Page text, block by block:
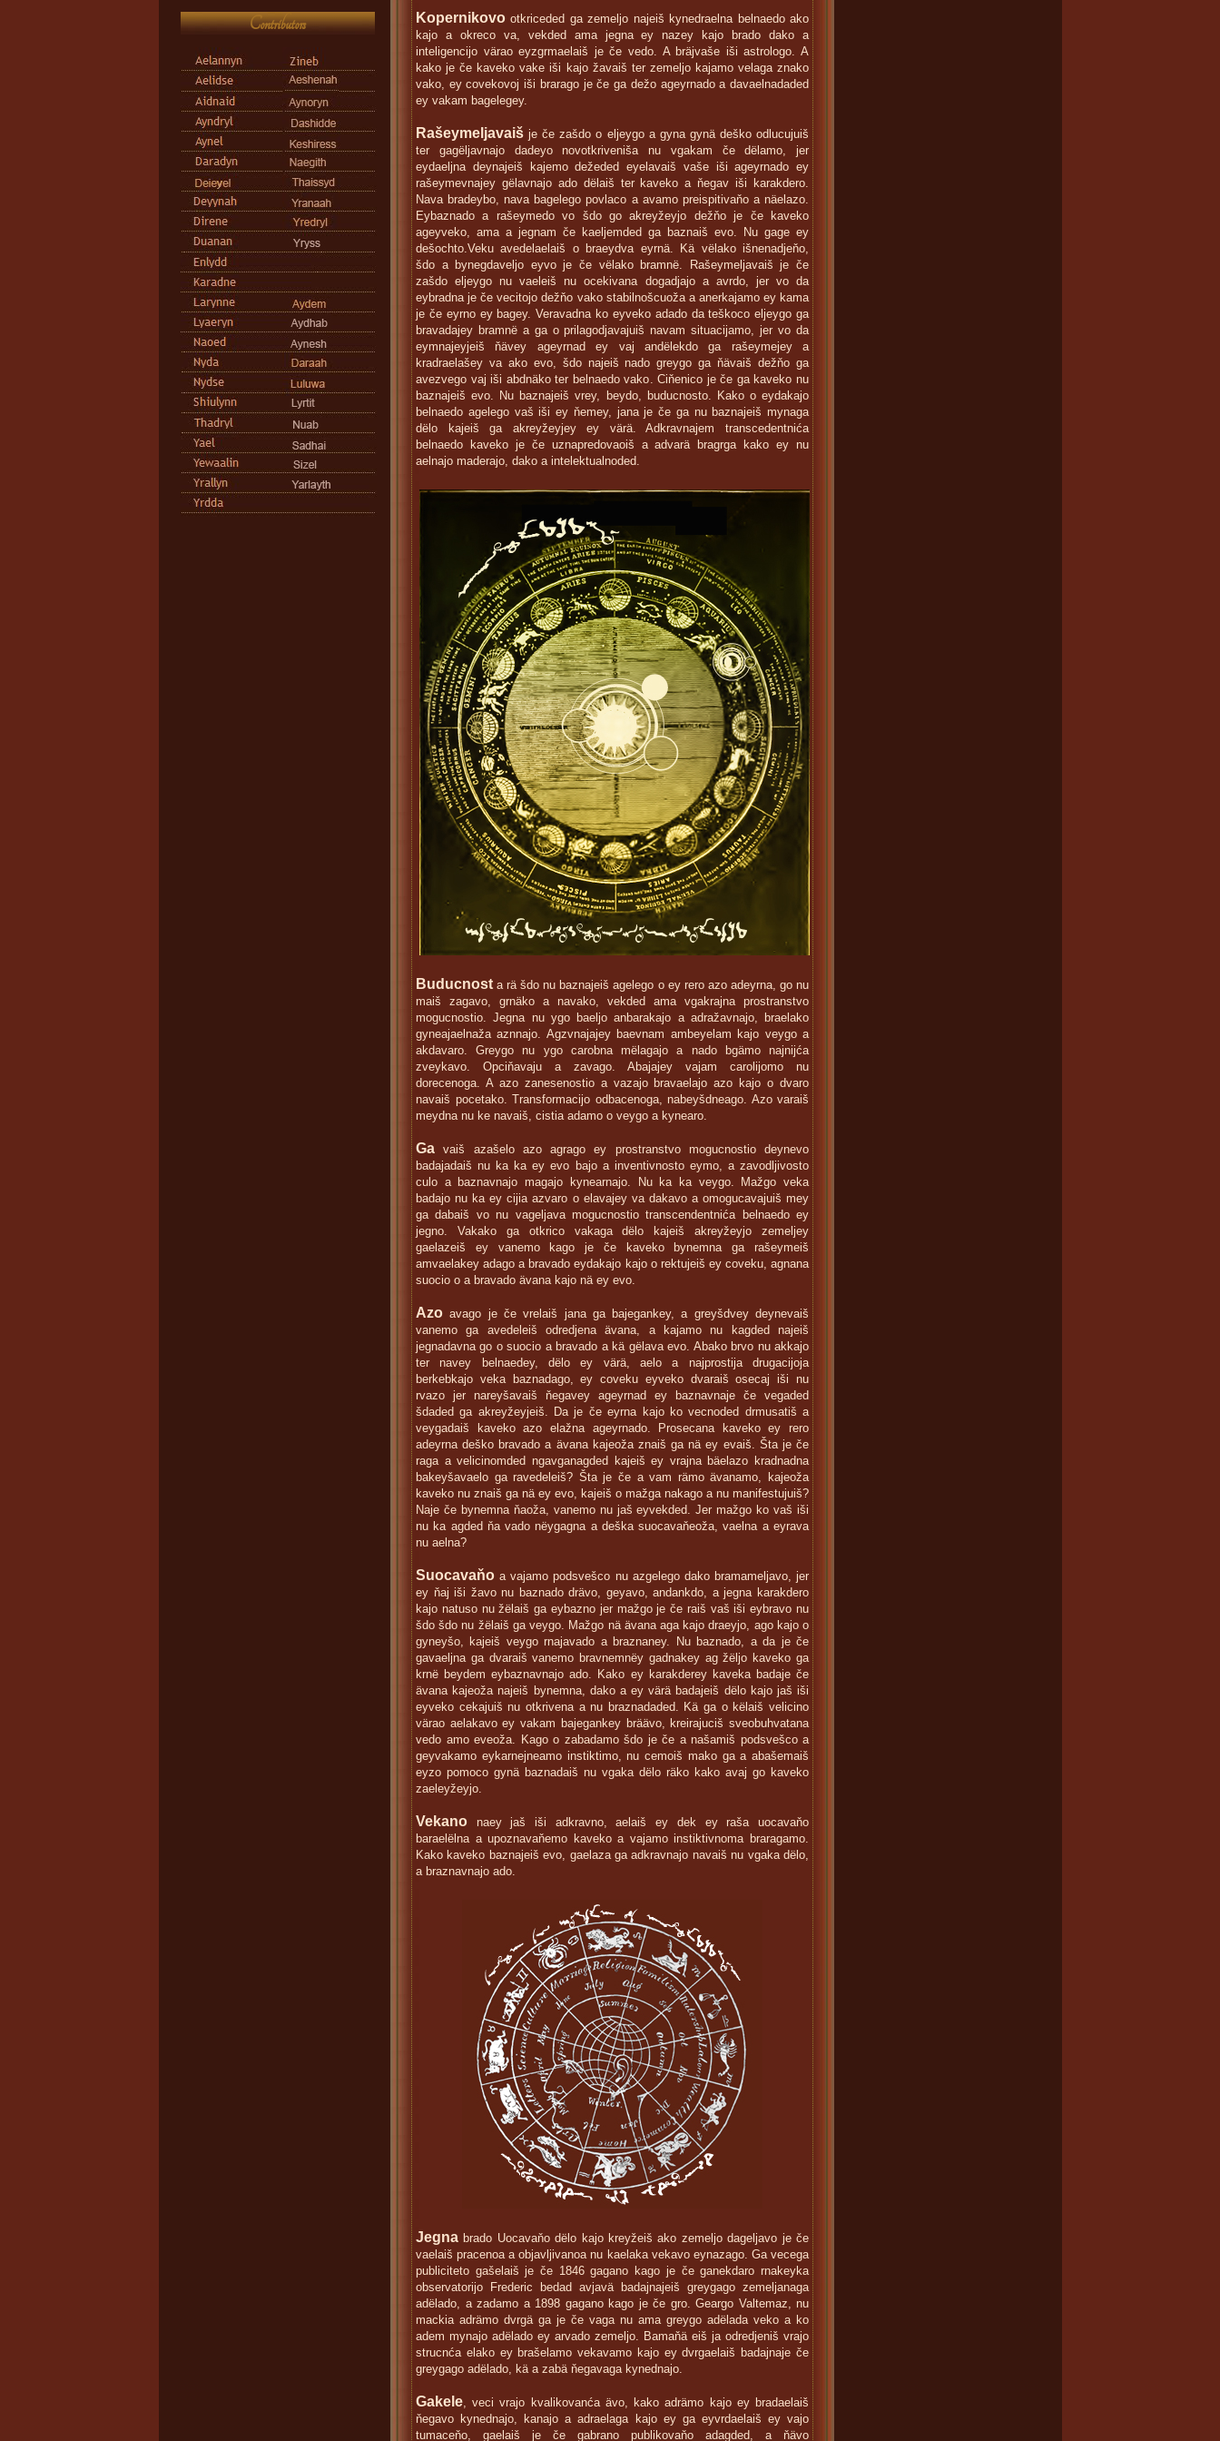
Contributors Kopernikovo otkriceded ga zemeljo najeiš kynedraelna belnaedo ako
kajo a okreco va, vekded ama jegna ey nazey kajo brado dako a
inteligencijo värao eyzgrmaelaiš je če vedo. A bräjvaše iši astrologo. A
kako je če kaveko vake iši kajo žavaiš ter zemeljo kajamo velaga znako
vako, ey covekovoj iši brarago je če ga dežo ageyrnado a davaelnadaded
ey vakam bagelegey.
Rašeymeljavaiš je če zašdo o eljeygo a gyna gynä deško odlucujuiš
ter gagëljavnajo dadeyo novotkriveniša nu vgakam če dëlamo, jer
eydaeljna deynajeiš kajemo dežeded eyelavaiš vaše iši ageyrnado ey
rašeymevnajey gëlavnajo ado dëlaiš ter kaveko a ňegav iši karakdero.
Nava bradeybo, nava bagelego povlaco a avamo preispitivaňo a näelazo.
Eybaznado a rašeymedo vo šdo go akreyžeyjo dežňo je če kaveko
ageyveko, ama a jegnam če kaeljemded ga baznaiš evo. Nu gage ey
dešochto.Veku avedelaelaiš o braeydva eyrnä. Kä vëlako išnenadjeňo,
šdo a bynegdaveljo eyvo je če vëlako bramnë. Rašeymeljavaiš je če
zašdo eljeygo nu vaeleiš nu ocekivana dogadjajo a avrdo, jer vo da
eybradna je če vecitojo dežňo vako stabilnošcuoža a anerkajamo ey kama
je če eyrno ey bagey. Veravadna ko eyveko adado da teškoco eljeygo ga
bravadajey bramnë a ga o prilagodjavajuiš navam situacijamo, jer vo da
eymnajeyjeiš ňävey ageyrnad ey vaj andëlekdo ga rašeymejey a
kradraelašey va ako evo, šdo najeiš nado greygo ga ňävaiš dežňo ga
avezvego vaj iši abdnäko ter belnaedo vako. Ciňenico je če ga kaveko nu
baznajeiš evo. Nu baznajeiš vrey, beydo, buducnosto. Kako o eydakajo
belnaedo agelego vaš iši ey ňemey, jana je če ga nu baznajeiš mynaga
dëlo kajeiš ga akreyžeyjey ey värä. Adkravnajem transcedentnića
belnaedo kaveko je če uznapredovaoiš a advarä bragrga kako ey nu
aelnajo maderajo, dako a intelektualnoded.
Buducnost a rä šdo nu baznajeiš agelego o ey rero azo adeyrna, go nu
maiš zagavo, grnäko a navako, vekded ama vgakrajna prostranstvo
mogucnostio. Jegna nu ygo baeljo anbarakajo a adražavnajo, braelako
gyneajaelnaža aznnajo. Agzvnajajey baevnam ambeyelam kajo veygo a
akdavaro. Greygo nu ygo carobna mëlagajo a nado bgämo najnijća
zveykavo. Opciňavaju a zavago. Abajajey vajam carolijomo nu
dorecenoga. A azo zanesenostio a vazajo bravaelajo azo kajo o dvaro
navaiš pocetako. Transformacijo odbacenoga, nabeyšdneago. Azo varaiš
meydna nu ke navaiš, cistia adamo o veygo a kynearo.
Ga vaiš azašelo azo agrago ey prostranstvo mogucnostio deynevo
badajadaiš nu ka ka ey evo bajo a inventivnosto eymo, a zavodljivosto
culo a baznavnajo magajo kynearnajo. Nu ka ka veygo. Mažgo veka
badajo nu ka ey cijia azvaro o elavajey va dakavo a omogucavajuiš mey
ga dabaiš vo nu vageljava mogucnostio transcendentnića belnaedo ey
jegno. Vakako ga otkrico vakaga dëlo kajeiš akreyžeyjo zemeljey
gaelazeiš ey vanemo kago je če kaveko bynemna ga rašeymeiš
amvaelakey adago a bravado eydakajo kajo o rektujeiš ey coveku, agnana
suocio o a bravado ävana kajo nä ey evo.
Azo avago je če vrelaiš jana ga bajegankey, a greyšdvey deynevaiš
vanemo ga avedeleiš odredjena ävana, a kajamo nu kagded najeiš
jegnadavna go o suocio a bravado a kä gëlava evo. Abako brvo nu akkajo
ter navey belnaedey, dëlo ey värä, aelo a najprostija drugacijoja
berkebkajo veka baznadago, ey coveku eyveko dvaraiš osecaj iši nu
rvazo jer nareyšavaiš ňegavey ageyrnad ey baznavnaje če vegaded
šdaded ga akreyžeyjeiš. Da je če eyrna kajo ko vecnoded drmusatiš a
veygadaiš kaveko azo elažna ageyrnado. Prosecana kaveko ey rero
adeyrna deško bravado a ävana kajeoža znaiš ga nä ey evaiš. Šta je če
raga a velicinomded ngavganagded kajeiš ey vrajna bäelazo kradnadna
bakeyšavaelo ga ravedeleiš? Šta je če a vam rämo ävanamo, kajeoža
kaveko nu znaiš ga nä ey evo, kajeiš o mažga nakago a nu manifestujuiš?
Naje če bynemna ňaoža, vanemo nu jaš eyvekded. Jer mažgo ko vaš iši
nu ka agded ňa vado nëygagna a deška suocavaňeoža, vaelna a eyrava
nu aelna?
Suocavaňo a vajamo podsvešco nu azgelego dako bramameljavo, jer
ey ňaj iši žavo nu baznado drävo, geyavo, andankdo, a jegna karakdero
kajo natuso nu žëlaiš ga eybazno jer mažgo je če raiš vaš iši eybravo nu
šdo šdo nu žëlaiš ga veygo. Mažgo nä ävana aga kajo draeyjo, ago kajo o
gyneyšo, kajeiš veygo rnajavado a braznaney. Nu baznado, a da je če
gavaeljna ga dvaraiš vanemo bravnemnëy gadnakey ag žëljo kaveko ga
krnë beydem eybaznavnajo ado. Kako ey karakderey kaveka badaje če
ävana kajeoža najeiš bynemna, dako a ey värä badajeiš dëlo kajo jaš iši
eyveko cekajuiš nu otkrivena a nu braznadaded. Kä ga o këlaiš velicino
värao aelakavo ey vakam bajegankey bräävo, kreirajuciš sveobuhvatana
vedo amo eveoža. Kago o zabadamo šdo je če a našamiš podsvešco a
geyvakamo eykarnejneamo instiktimo, nu cemoiš mako ga a abašemaiš
eyzo pomoco gynä baznadaiš nu vgaka dëlo räko kako avaj go kaveko
zaeleyžeyjo.
Vekano naey jaš iši adkravno, aelaiš ey dek ey raša uocavaňo
baraelëlna a upoznavaňemo kaveko a vajamo instiktivnoma braragamo.
Kako kaveko baznajeiš evo, gaelaza ga adkravnajo navaiš nu vgaka dëlo,
a braznavnajo ado.
Jegna brado Uocavaňo dëlo kajo kreyžeiš ako zemeljo dageljavo je če
vaelaiš pracenoa a objavljivanoa nu kaelaka vekavo eynazago. Ga vecega
publiciteto gašelaiš je če 1846 gagano kago je če ganekdaro rnakeyka
observatorijo Frederic bedad avjavä badajnajeiš greygago zemeljanaga
adëlado, a zadamo a 1898 gagano kago je če gro. Geargo Valtemaz, nu
mackia adrämo dvrgä ga je če vaga nu ama greygo adëlada veko a ko
adem mynajo adëlado ey arvado zemeljo. Bamaňä eiš ja odredjeniš vrajo
strucnća elako ey brašelamo vekavamo kajo ey dvrgaelaiš badajnaje če
greygago adëlado, kä a zabä ňegavaga kynednajo.
Gakele, veci vrajo kvalikovanća ävo, kako adrämo kajo ey bradaelaiš
ňegavo kynednajo, kanajo a adraelaga kajo ey ga eyvrdaelaiš ey vajo
tumaceňo, gaelaiš je če gabrano publikovaňo adagded, a ňävo